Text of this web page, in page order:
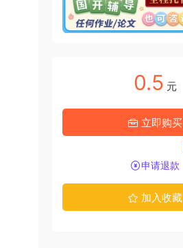
0.5 元
立即购买
申请退款
加入收藏